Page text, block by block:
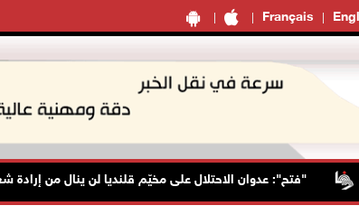
Français
"فتح": عدوان الاحتلال على مخيّم قلنديا لن ينال من إرادة شعبنا